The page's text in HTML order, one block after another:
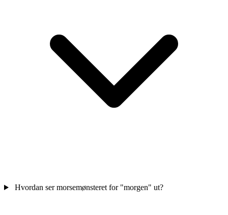
Hvordan ser morsemønsteret for "morgen" ut?